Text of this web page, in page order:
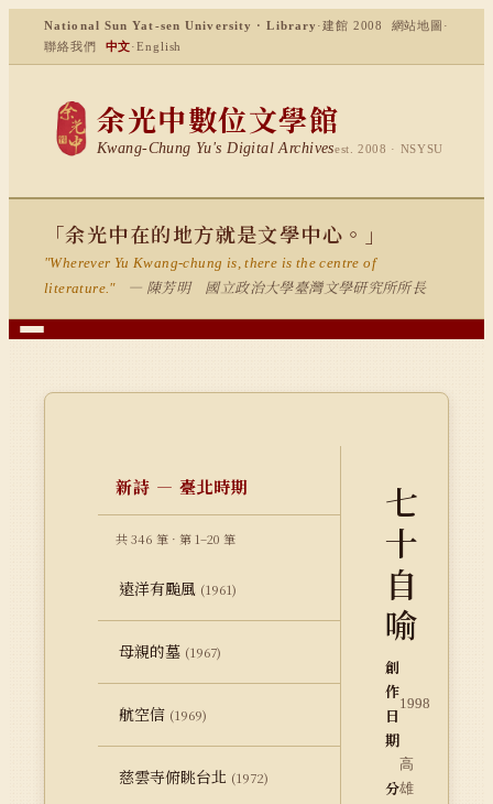
National Sun Yat-sen University · Library ·建館 2008 網站地圖 ·
聯絡我們
中文·English
余光中數位文學館
Kwang-Chung Yu's Digital Archivesest. 2008 · NSYSU
「余光中在的地方就是文學中心。」
"Wherever Yu Kwang-chung is, there is the centre of
literature."
— 陳芳明 國立政治大學臺灣文學研究所所長
新詩 — 臺北時期
共 346 筆 · 第 1–20 筆
遠洋有颱風 (1961)
母親的墓 (1967)
航空信 (1969)
慈雲寺俯眺台北 (1972)
七
十
自
喻
創
作
日
期
1998
分
高
雄